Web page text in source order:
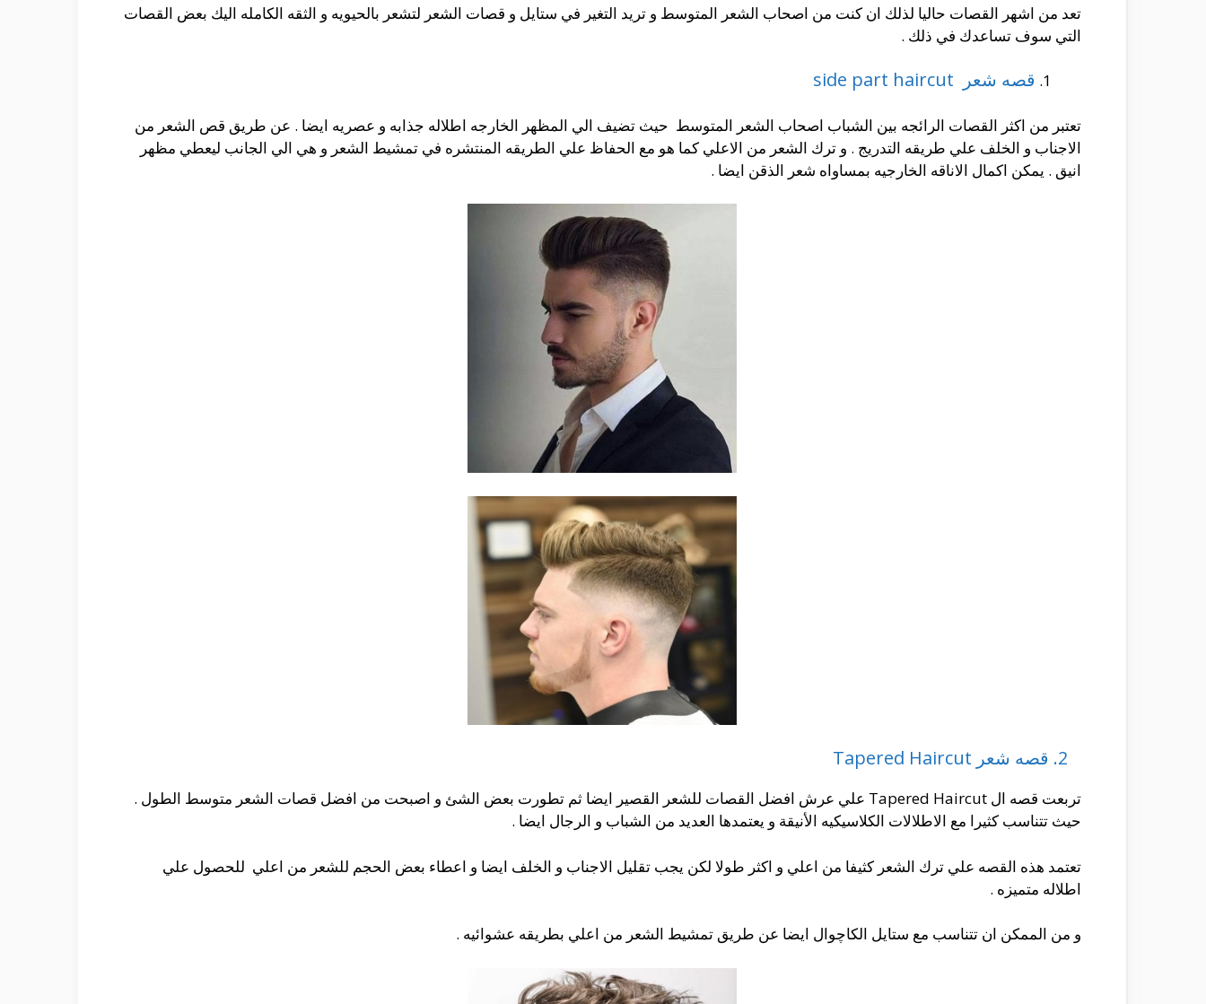
تعد من اشهر القصات حاليا لذلك ان كنت من اصحاب الشعر المتوسط و تريد التغير في ستايل و قصات الشعر لتشعر بالحيويه و الثقه الكامله اليك بعض القصات
التي سوف تساعدك في ذلك .
قصه شعر side part haircut
تعتبر من اكثر القصات الرائجه بين الشباب اصحاب الشعر المتوسط حيث تضيف الي المظهر الخارجه اطلاله جذابه و عصريه ايضا . عن طريق قص الشعر من
الاجناب و الخلف علي طريقه التدريج . و ترك الشعر من الاعلي كما هو مع الحفاظ علي الطريقه المنتشره في تمشيط الشعر و هي الي الجانب ليعطي مظهر
انيق . يمكن اكمال الاناقه الخارجيه بمساواه شعر الذقن ايضا .
تربعت قصه ال Tapered Haircut علي عرش افضل القصات للشعر القصير ايضا ثم تطورت بعض الشئ و اصبحت من افضل قصات الشعر متوسط الطول .
حيث تتناسب كثيرا مع الاطلالات الكلاسيكيه الأنيقة و يعتمدها العديد من الشباب و الرجال ايضا .
تعتمد هذه القصه علي ترك الشعر كثيفا من اعلي و اكثر طولا لكن يجب تقليل الاجناب و الخلف ايضا و اعطاء بعض الحجم للشعر من اعلي للحصول علي
اطلاله متميزه .
و من الممكن ان تتناسب مع ستايل الكاچوال ايضا عن طريق تمشيط الشعر من اعلي بطريقه عشوائيه .